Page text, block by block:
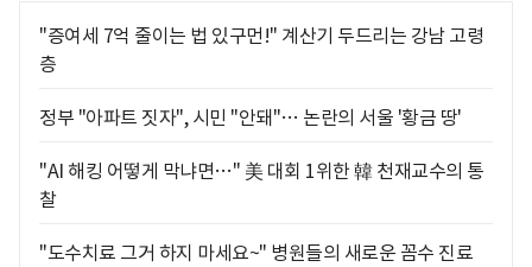
"증여세 7억 줄이는 법 있구먼!" 계산기 두드리는 강남 고령
층
정부 "아파트 짓자", 시민 "안돼"… 논란의 서울 '황금 땅'
"AI 해킹 어떻게 막냐면…" 美 대회 1위한 韓 천재교수의 통
찰
"도수치료 그거 하지 마세요~" 병원들의 새로운 꼼수 진료